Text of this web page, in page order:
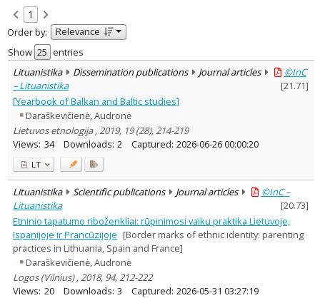
Refine
Open access
Scientific publications 9
Dissemination publications
Document Type:
Books & books parts 1
Journal articles
Dissertations 1
Subject area:
Ethnology 8
History 1
Sociology
Text language
Country of publication
Historical periods
Lithuanian place names
Subject
Journal
1
Order by:
Relevance
Show
entries
Lituanistika
Dissemination publications Journal articles
©InC
– Lituanistika
[21.71]
[Yearbook of Balkan and Baltic studies]
Daraškevičienė, Audronė
Lietuvos etnologija , 2019, 19 (28), 214-219
Views: 34 Downloads: 2 Captured: 2026-06-26 00:00:20
LT
Lituanistika Scientific publications Journal articles
©InC –
Lituanistika
[20.73]
Etninio tapatumo riboženkliai: rūpinimosi vaiku praktika Lietuvoje,
Ispanijoje ir Prancūzijoje [Border marks of ethnic identity: parenting
practices in Lithuania, Spain and France]
Daraškevičienė, Audronė
Logos (Vilnius) , 2018, 94, 212-222
Views: 20 Downloads: 3 Captured: 2026-05-31 03:27:19